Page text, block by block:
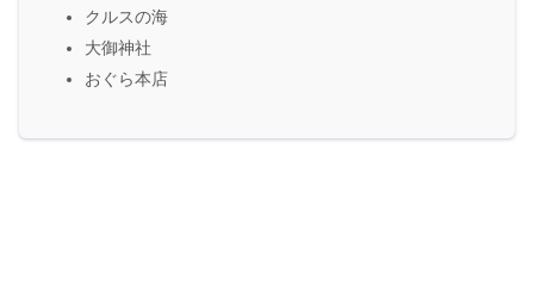
クルスの海
大御神社
おぐら本店